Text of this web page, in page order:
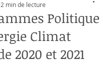
Politique
Climat
2020 et 2021
2 min de lecture